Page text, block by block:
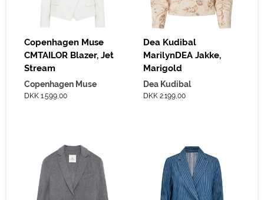
Copenhagen Muse
CMTAILOR Blazer, Jet
Stream
Copenhagen Muse
DKK 1.599,00
Dea Kudibal
MarilynDEA Jakke,
Marigold
Dea Kudibal
DKK 2.199,00